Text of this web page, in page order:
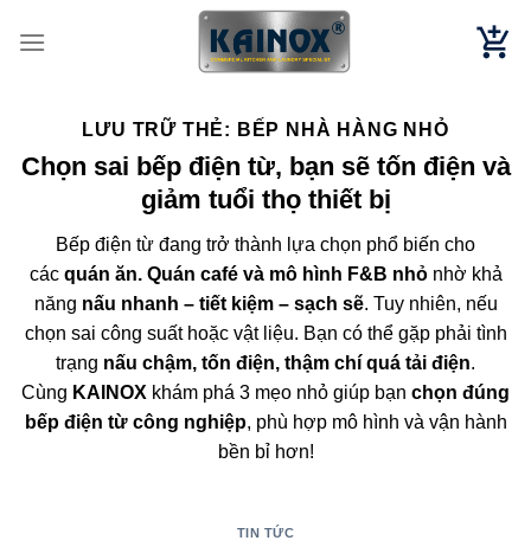
đến
LƯU TRỮ THẺ: BẾP NHÀ HÀNG NHỎ
Chọn sai bếp điện từ, bạn sẽ tốn điện và
giảm tuổi thọ thiết bị
Bếp điện từ đang trở thành lựa chọn phổ biến cho
các quán ăn. Quán café và mô hình F&B nhỏnhờ khả
năng nấu nhanh – tiết kiệm – sạch sẽ. Tuy nhiên, nếu
chọn sai công suất hoặc vật liệu. Bạn có thể gặp phải tình
trạng nấu chậm, tốn điện, thậm chí quá tải điện.
Cùng KAINOX khám phá 3 mẹo nhỏ giúp bạn chọn đúng
bếp điện từ công nghiệp, phù hợp mô hình và vận hành
bền bỉ hơn!
TIN TỨC